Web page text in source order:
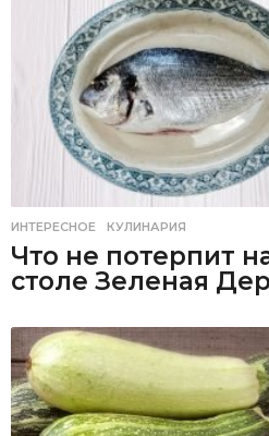
ИНТЕРЕСНОЕ ,КУЛИНАРИЯ
Что не потерпит
столе Зеленая